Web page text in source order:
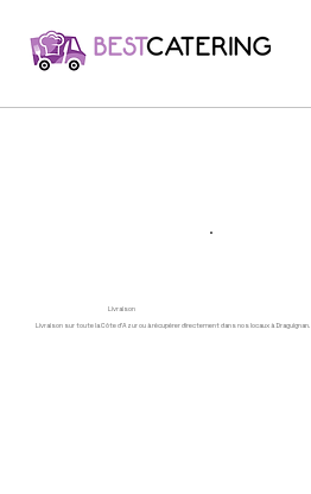
Livraison
Livraison sur toute la Côte d’Azur ou à récupérer directement dans nos locaux à Draguignan.